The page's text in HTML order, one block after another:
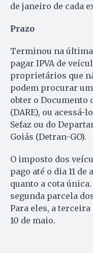
de janeiro de cada
Prazo
Terminou na
pagar IPVA de
proprietários que
podem procurar
obter o Documento
(DARE), ou
Sefaz ou do
Goiás (Detran-GO).
O imposto dos
pago até o dia 11
quanto a cota
segunda parcela
Para eles, a
10 de maio.